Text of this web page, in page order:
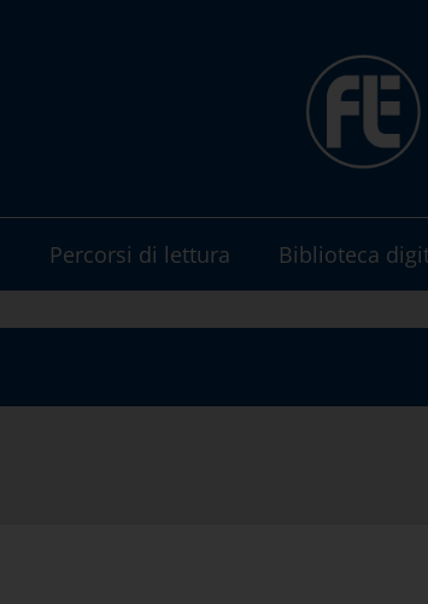
Percorsi di lettura Biblioteca